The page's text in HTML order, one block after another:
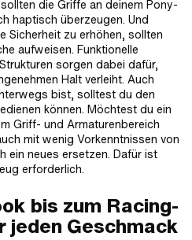
die Griffe an deinem Pony-
haptisch überzeugen. Und
Sicherheit zu erhöhen, sollten
aufweisen. Funktionelle
sorgen dabei dafür,
Halt verleiht. Auch
bist, solltest du den
können. Möchtest du ein
Griff- und Armaturenbereich
mit wenig Vorkenntnissen von
ein neues ersetzen. Dafür ist
erforderlich.
bis zum Racing-
jeden Geschmack